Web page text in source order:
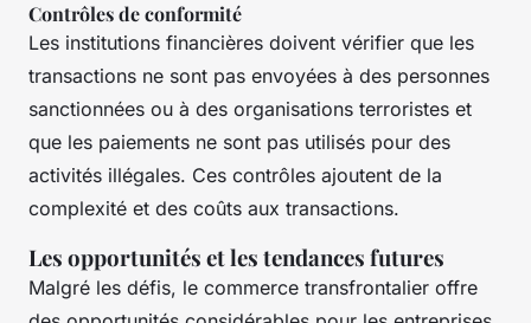
Contrôles de conformité
Les institutions financières doivent vérifier que les
transactions ne sont pas envoyées à des personnes
sanctionnées ou à des organisations terroristes et
que les paiements ne sont pas utilisés pour des
activités illégales. Ces contrôles ajoutent de la
complexité et des coûts aux transactions.
Les opportunités et les tendances futures
Malgré les défis, le commerce transfrontalier offre